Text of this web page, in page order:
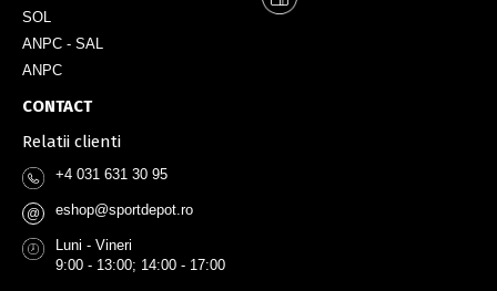
SOL
ANPC - SAL
ANPC
CONTACT
Relatii clienti
+4 031 631 30 95
@ eshop@sportdepot.ro
Luni - Vineri
9:00 - 13:00; 14:00 - 17:00